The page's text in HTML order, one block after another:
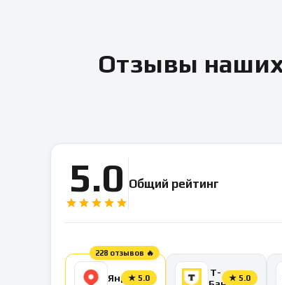
Отзывы
5.0 Общий рейтинг
228 отзывов 🔥
Яндекс
★ 5.0
Т-
★ 5.0